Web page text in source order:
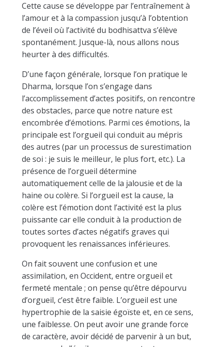
Cette cause se développe par l’entraînement à
l’amour et à la compassion jusqu’à l’obtention
de l’éveil où l’activité du bodhisattva s’élève
spontanément. Jusque-là, nous allons nous
heurter à des difficultés.
D’une façon générale, lorsque l’on pratique le
Dharma, lorsque l’on s’engage dans
l’accomplissement d’actes positifs, on rencontre
des obstacles, parce que notre nature est
encombrée d’émotions. Parmi ces émotions, la
principale est l’orgueil qui conduit au mépris
des autres (par un processus de surestimation
de soi : je suis le meilleur, le plus fort, etc.). La
présence de l’orgueil détermine
automatiquement celle de la jalousie et de la
haine ou colère. Si l’orgueil est la cause, la
colère est l’émotion dont l’activité est la plus
puissante car elle conduit à la production de
toutes sortes d’actes négatifs graves qui
provoquent les renaissances inférieures.
On fait souvent une confusion et une
assimilation, en Occident, entre orgueil et
fermeté mentale ; on pense qu’être dépourvu
d’orgueil, c’est être faible. L’orgueil est une
hypertrophie de la saisie égoïste et, en ce sens,
une faiblesse. On peut avoir une grande force
de caractère, avoir décidé de parvenir à un but,